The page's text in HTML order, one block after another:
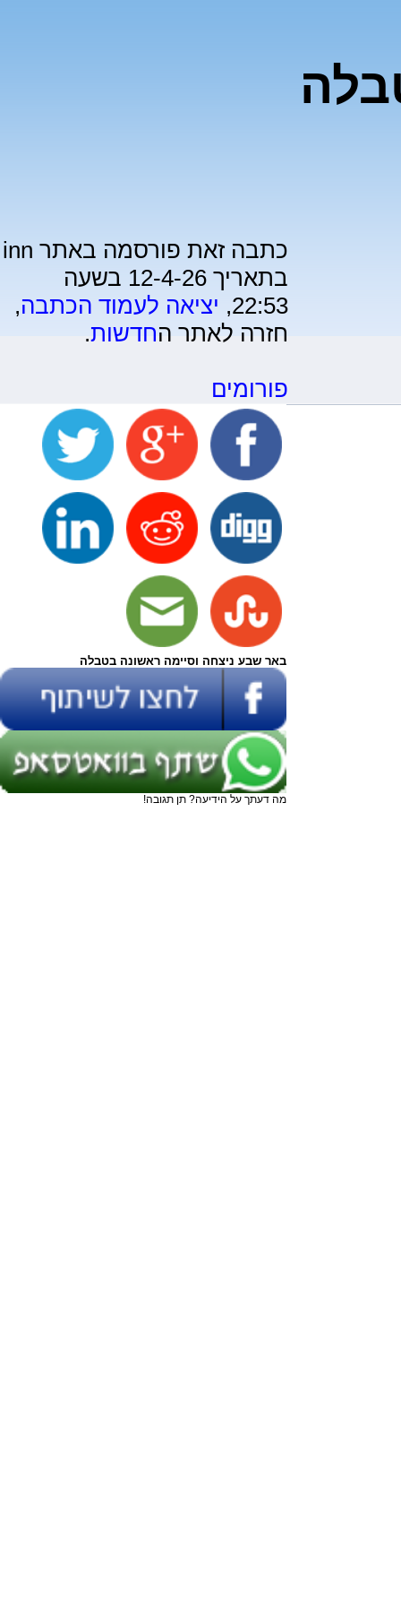
כתבה זאת פורסמה באתר inn
בתאריך 12-4-26 בשעה
22:53, יציאה לעמוד הכתבה,
חזרה לאתר החדשות.
פורומים
באר שבע ניצחה וסיימה ראשונה בטבלה
מה דעתך על הידיעה? תן תגובה!